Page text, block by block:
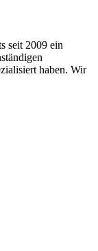
seit 2009 ein
haben. Wir